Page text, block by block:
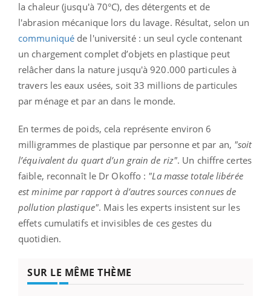
la chaleur (jusqu'à 70°C), des détergents et de
l'abrasion mécanique lors du lavage. Résultat, selon un
communiqué de l'université : un seul cycle contenant
un chargement complet d’objets en plastique peut
relâcher dans la nature jusqu'à 920.000 particules à
travers les eaux usées, soit 33 millions de particules
par ménage et par an dans le monde.
En termes de poids, cela représente environ 6
milligrammes de plastique par personne et par an, "soit
l’équivalent du quart d’un grain de riz". Un chiffre certes
faible, reconnaît le Dr Okoffo : "La masse totale libérée
est minime par rapport à d’autres sources connues de
pollution plastique". Mais les experts insistent sur les
effets cumulatifs et invisibles de ces gestes du
quotidien.
SUR LE MÊME THÈME